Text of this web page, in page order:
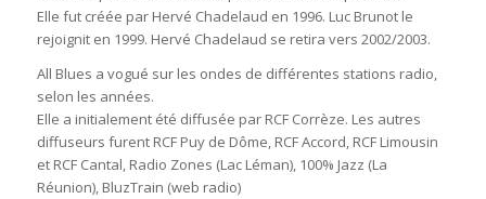
Elle fut créée par Hervé Chadelaud en 1996. Luc Brunot le
rejoignit en 1999. Hervé Chadelaud se retira vers 2002/2003.
All Blues a vogué sur les ondes de différentes stations radio,
selon les années.
Elle a initialement été diffusée par RCF Corrèze. Les autres
diffuseurs furent RCF Puy de Dôme, RCF Accord, RCF Limousin
et RCF Cantal, Radio Zones (Lac Léman), 100% Jazz (La
Réunion), BluzTrain (web radio)